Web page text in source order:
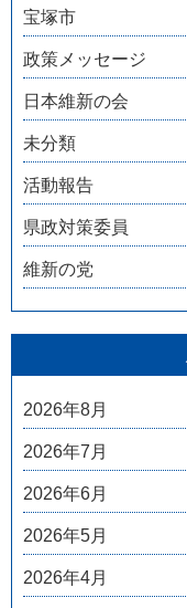
宝塚市
政策メッセージ
日本維新の会
未分類
活動報告
県政対策委員
維新の党
2026年8月
2026年7月
2026年6月
2026年5月
2026年4月